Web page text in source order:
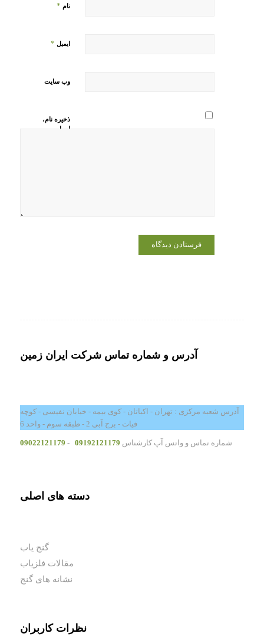
نام *
ایمیل *
وب‌ سایت
ذخیره نام،
ایمیل و
آدرس و شماره تماس شرکت ایران زمین
آدرس شعبه مرکزی : تهران - اکباتان - کوی بیمه - خیابان نفیسی - کوچه
فیات - برج آبی 2 - طبقه سوم - واحد 6
شماره تماس و واتس آپ کارشناس 09192121179
-
09022121179
دسته های اصلی
گنج یاب
مقالات فلزیاب
نشانه های گنج
نظرات کاربران